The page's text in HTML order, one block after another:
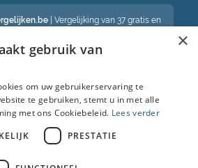
| Vergelijking van 37 gratis en
vergelijking van gratis en betalende
bankrekeningen in België
Bekijk ook :
Spaarrekening
×
gebruik van
om uw gebruikerservaring te
te gebruiken, stemt u in met alle
met ons Cookiebeleid. Lees verder
PRESTATIE